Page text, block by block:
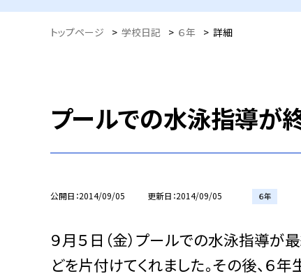
トップページ > 学校日記 > ６年 > 詳細
プールでの水泳指導が
公開日 2014/09/05 更新日 2014/09/05 ６年
９月５日（金）プールでの水泳指導が
どを片付けてくれました。その後、６